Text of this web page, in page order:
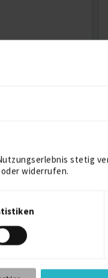
stetig
widerrufen.